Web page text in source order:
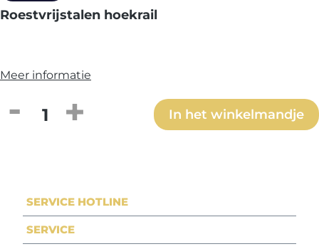
Roestvrijstalen hoekrail
Meer informatie
Producthoeveelheid: Voer deIn het winkelmandje
SERVICE HOTLINE
SERVICE